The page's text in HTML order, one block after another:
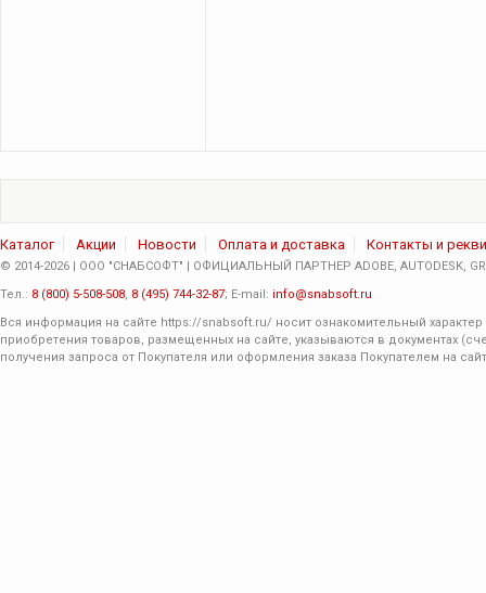
Каталог Акции Новости Оплата и доставка Контакты и
© 2014-2026 | ООО "СНАБСОФТ" | ОФИЦИАЛЬНЫЙ ПАРТНЕР ADOBE, AUTODESK,
Тел.: 8 (800) 5-508-508, 8 (495) 744-32-87; E-mail: info@snabsoft.ru
Вся информация на сайте https://snabsoft.ru/ носит ознакомительный
приобретения товаров, размещенных на сайте, указываются в документах
получения запроса от Покупателя или оформления заказа Покупателем на